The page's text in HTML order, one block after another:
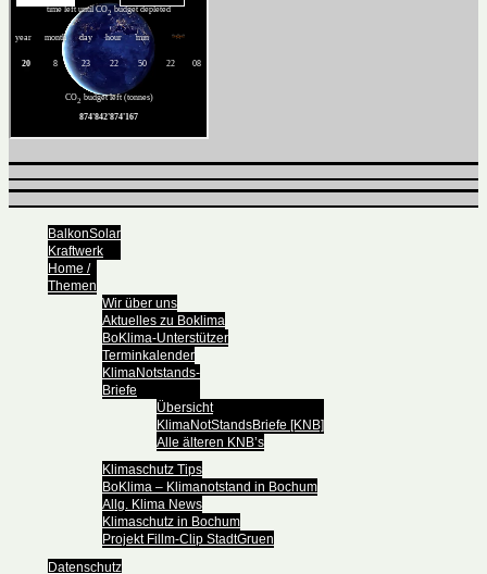
BalkonSolar
Kraftwerk
Home /
Themen
Wir über uns
Aktuelles zu Boklima
BoKlima-Unterstützer
Terminkalender
KlimaNotstands-
Briefe
Übersicht
KlimaNotStandsBriefe [KNB]
Alle älteren KNB’s
Klimaschutz Tips
BoKlima – Klimanotstand in Bochum
Allg. Klima News
Klimaschutz in Bochum
Projekt Fillm-Clip StadtGruen
Datenschutz